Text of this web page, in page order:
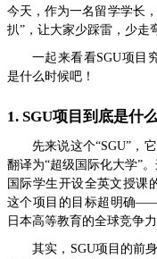
今天，作为一名留学学长
扒”，让大家少踩雷，少走
一起来看看SGU项目
是什么时候吧！
1. SGU项目到底是什
先来说这个“SGU”，
翻译为“超级国际化大学”
国际学生开设全英文授课
这个项目的目标超明确
日本高等教育的全球竞争力
其实，SGU项目的前